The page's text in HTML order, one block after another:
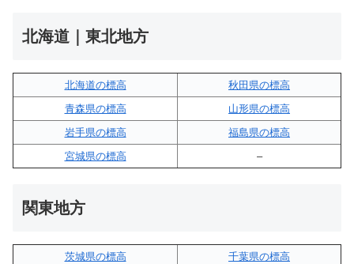
北海道｜東北地方
北海道の標高
秋田県の標高
青森県の標高
山形県の標高
岩手県の標高
福島県の標高
宮城県の標高
–
関東地方
茨城県の標高
千葉県の標高